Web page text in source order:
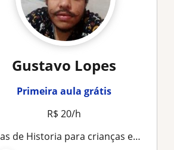
Gustavo Lopes
Primeira aula grátis
R$ 20/h
de Historia para crianças e adolescente, presencial ou a distancia